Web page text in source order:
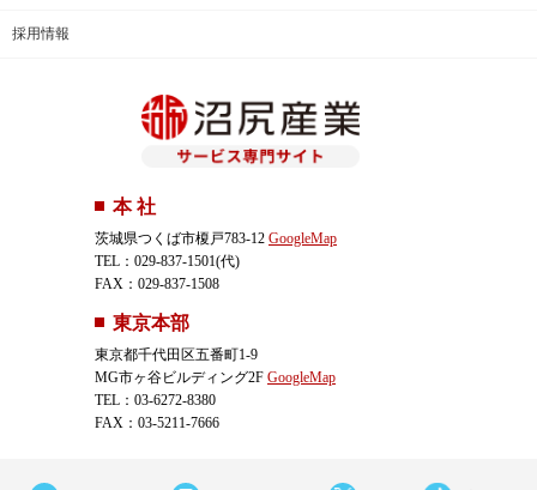
採用情報
本 社
茨城県つくば市榎戸783-12 GoogleMap
TEL：029-837-1501(代)
FAX：029-837-1508
東京本部
東京都千代田区五番町1-9
MG市ヶ谷ビルディング2F GoogleMap
TEL：03-6272-8380
FAX：03-5211-7666